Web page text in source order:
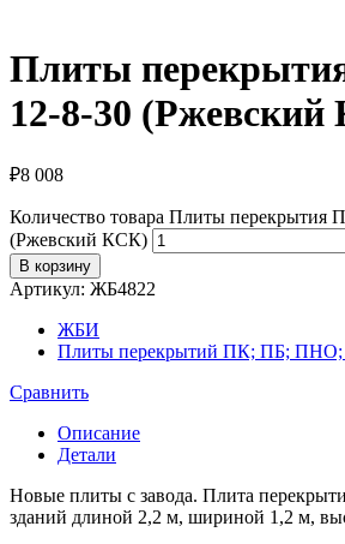
Плиты
12-8-30
₽8 008
Количество товара Плиты перекрытия
(Ржевский КСК)
В корзину
Артикул: ЖБ4822
ЖБИ
Плиты перекрытий ПК; ПБ;
Сравнить
Описание
Детали
Новые плиты с завода. Плита
зданий длиной 2,2 м, шириной 1,2 м,